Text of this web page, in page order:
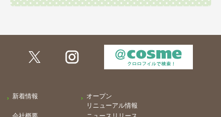
新着情報
オープン
リニューアル情報